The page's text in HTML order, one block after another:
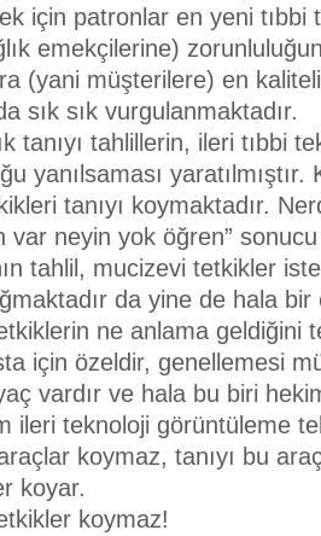
için patronlar en yeni tıbbi
emekçilerine)
(yani müşterilere) en
sık sık vurgulanmaktadır.
tanıyı tahlillerin, ileri tıbbi
yanılsaması yaratılmıştır.
tanıyı koymaktadır.
var neyin yok öğren”
tahlil, mucizevi tetkikler
da yine de hala bir
ne anlama geldiğini
için özeldir, genellemesi
vardır ve hala bu biri
ileri teknoloji görüntüleme
araçlar koymaz, tanıyı bu
koyar.
koymaz!